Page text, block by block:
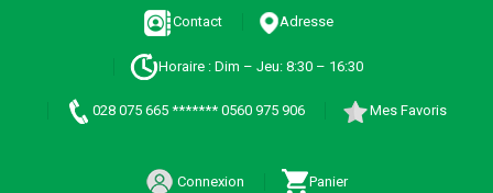
Contact Adresse
Horaire : Dim – Jeu: 8:30 – 16:30
028 075 665 ******* 0560 975 906 Mes Favoris
Connexion Panier